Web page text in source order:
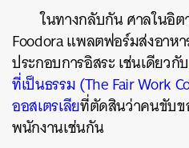
ในทางกลับกัน ศาลในอิ
Foodora แพลตฟอร์มส่งอาห
ประกอบการอิสระ เช่นเดียวกับ
ที่เป็นธรรม (The Fair Work
ออสเตรเลียที่ตัดสินว่าคนขับข
พนักงานเช่นกัน